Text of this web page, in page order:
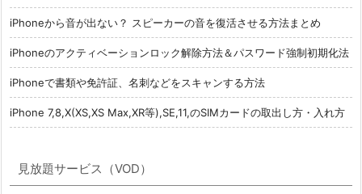
iPhoneから音が出ない？ スピーカーの音を復活させる方法まとめ
iPhoneのアクティベーションロック解除方法＆パスワード強制初期化法
iPhoneで書類や免許証、名刺などをスキャンする方法
iPhone 7,8,X(XS,XS Max,XR等),SE,11,のSIMカードの取出し方・入れ方
見放題サービス（VOD）